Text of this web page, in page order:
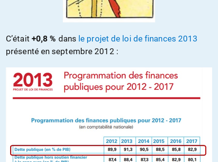
C’était +0,8 % dans le projet de loi de finances 2013
présenté en septembre 2012 :